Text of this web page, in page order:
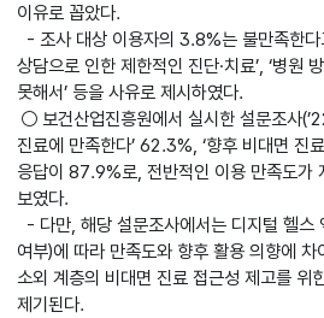
이유로 꼽았다.
- 조사 대상 이용자의 3.8%는 불만족한다
상담으로 인한 제한적인 진단·치료’, ‘병원
못해서’ 등을 사유로 제시하였다.
○ 보건산업진흥원에서 실시한 설문조사
진료에 만족한다’ 62.3%, ‘향후 비대면 진
응답이 87.9%로, 전반적인 이용 만족도가
보였다.
- 다만, 해당 설문조사에서는 디지털 헬스
여부)에 따라 만족도와 향후 활용 의향에
소외 계층의 비대면 진료 접근성 제고를 위
제기된다.